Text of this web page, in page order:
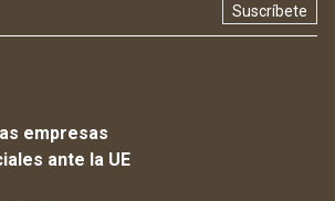
Suscríbete
empresas
ante la UE